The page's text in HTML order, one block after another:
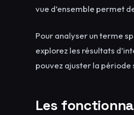
vue d’ensemble permet
Pour analyser un terme
explorez les résultats
pouvez ajuster la période
Les